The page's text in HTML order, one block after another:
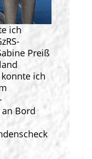
ich
Preiß
ich
Bord